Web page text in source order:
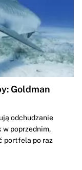
Goldman
odchudzanie
poprzednim,
portfela po raz